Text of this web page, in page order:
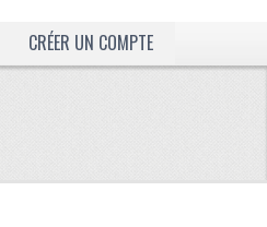
CRÉER UN COMPTE